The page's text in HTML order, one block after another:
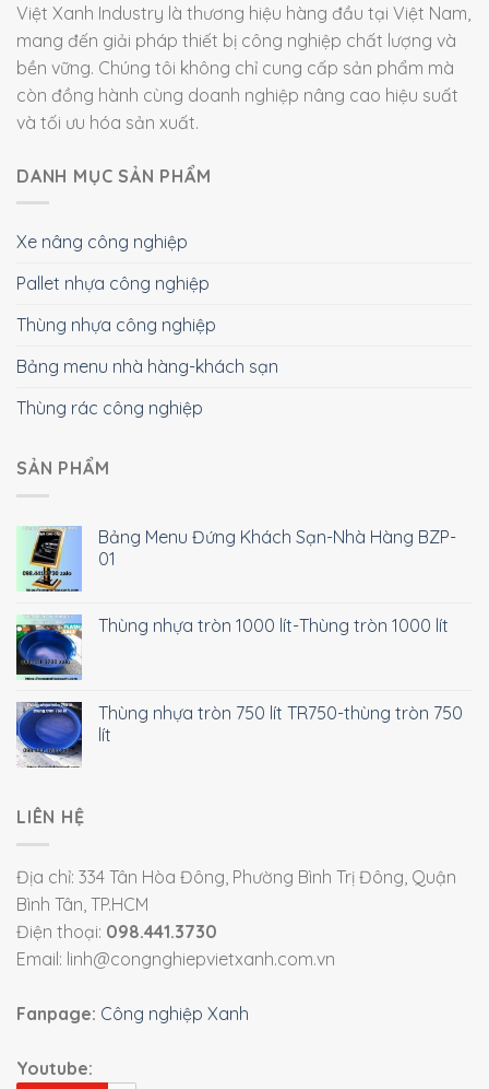
Việt Xanh Industry là thương hiệu hàng đầu tại Việt Nam,
mang đến giải pháp thiết bị công nghiệp chất lượng và
bền vững. Chúng tôi không chỉ cung cấp sản phẩm mà
còn đồng hành cùng doanh nghiệp nâng cao hiệu suất
và tối ưu hóa sản xuất.
DANH MỤC SẢN PHẨM
Xe nâng công nghiệp
Pallet nhựa công nghiệp
Thùng nhựa công nghiệp
Bảng menu nhà hàng-khách sạn
Thùng rác công nghiệp
SẢN PHẨM
Bảng Menu Đứng Khách Sạn-Nhà Hàng BZP-
01
Thùng nhựa tròn 1000 lít-Thùng tròn 1000 lít
Thùng nhựa tròn 750 lít TR750-thùng tròn 750
lít
LIÊN HỆ
Địa chỉ: 334 Tân Hòa Đông, Phường Bình Trị Đông, Quận
Bình Tân, TP.HCM
Điện thoại: 098.441.3730
Email: linh@congnghiepvietxanh.com.vn
Fanpage: Công nghiệp Xanh
Youtube: